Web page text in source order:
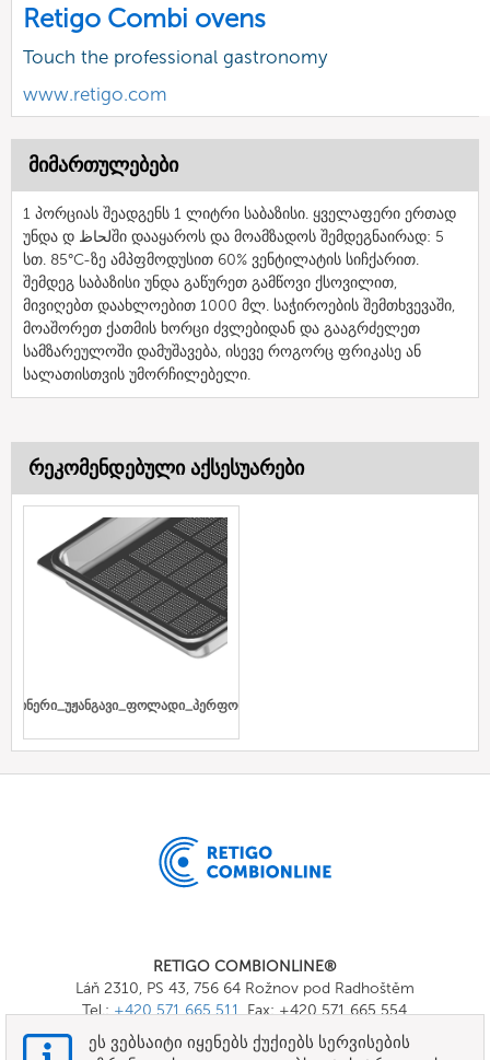
Retigo Combi ovens
Touch the professional gastronomy
www.retigo.com
მიმართულებები
1 პორციას შეადგენს 1 ლიტრი საბაზისი. ყველაფერი ერთად
უნდა დ لحاظში დააყაროს და მოამზადოს შემდეგნაირად: 5
სთ. 85°C-ზე ამპფმოდუსით 60% ვენტილატის სიჩქარით.
შემდეგ საბაზისი უნდა გაწურეთ გამწოვი ქსოვილით,
მივიღებთ დაახლოებით 1000 მლ. საჭიროების შემთხვევაში,
მოაშორეთ ქათმის ხორცი ძვლებიდან და გააგრძელეთ
სამზარეულოში დამუშავება, ისევე როგორც ფრიკასე ან
სალათისთვის უმორჩილებელი.
რეკომენდებული აქსესუარები
RETIGO COMBIONLINE®
Láň 2310, PS 43, 756 64 Rožnov pod Radhoštěm
Tel.:+420 571 665 511, Fax: +420 571 665 554
E-mail:
info@combionline.com
ეს ვებსაიტი იყენებს ქუქიებს სერვისების